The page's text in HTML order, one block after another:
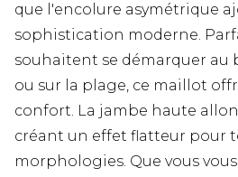
que l'encolure asymétrique
sophistication moderne.
souhaitent se démarquer au
ou sur la plage, ce maillot
confort. La jambe haute
créant un effet flatteur pour
morphologies. Que vous